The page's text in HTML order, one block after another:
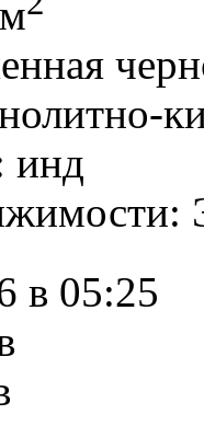
инд
:
в 05:25